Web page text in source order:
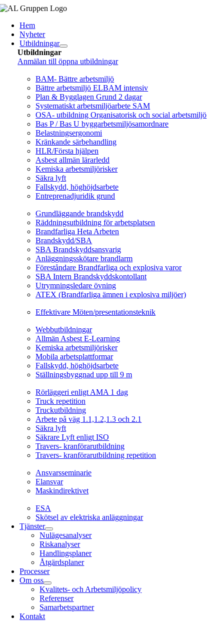
Fortsätt
innehållet
Hem
Nyheter
Utbildningar
Utbildningar
Anmälan till öppna utbildningar
BAM- Bättre arbetsmiljö
Bättre arbetsmiljö ELBAM intensiv
Plan & Bygglagen Grund 2 dagar
Systematiskt arbetsmiljöarbete SAM
OSA- utbildning Organisatorisk och social arbetsmiljö
Bas P / Bas U byggarbetsmiljösamordnare
Belastningsergonomi
Kränkande särbehandling
HLR/Första hjälpen
Asbest allmän lärarledd
Kemiska arbetsmiljörisker
Säkra lyft
Fallskydd, höghöjdsarbete
Entreprenadjuridik grund
Grundläggande brandskydd
Räddningsutbildning för arbetsplatsen
Brandfarliga Heta Arbeten
Brandskydd/SBA
SBA Brandskyddsansvarig
Anläggningsskötare brandlarm
Föreståndare Brandfarliga och explosiva varor
SBA Intern Brandskyddskontollant
Utrymningsledare övning
ATEX (Brandfarliga ämnen i explosiva miljöer)
Effektivare Möten/presentationsteknik
Webbutbildningar
Allmän Asbest E-Learning
Kemiska arbetsmiljörisker
Mobila arbetsplattformar
Fallskydd, höghöjdsarbete
Ställningsbyggnad upp till 9 m
Rörläggeri enligt AMA 1 dag
Truck repetition
Truckutbildning
Arbete på väg 1.1,1.2,1.3 och 2.1
Säkra lyft
Säkrare Lyft enligt ISO
Travers- kranförarutbildning
Travers- kranförarutbildning repetition
Ansvarsseminarie
Elansvar
Maskindirektivet
ESA
Skötsel av elektriska anläggningar
Tjänster
Nulägesanalyser
Riskanalyser
Handlingsplaner
Åtgärdsplaner
Processer
Om oss
Kvalitets- och Arbetsmiljöpolicy
Referenser
Samarbetspartner
Kontakt